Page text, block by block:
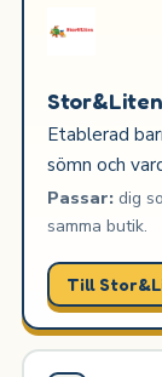
Stor&Liten
Etablerad
sömn och
Passar:dig
samma butik.
Till